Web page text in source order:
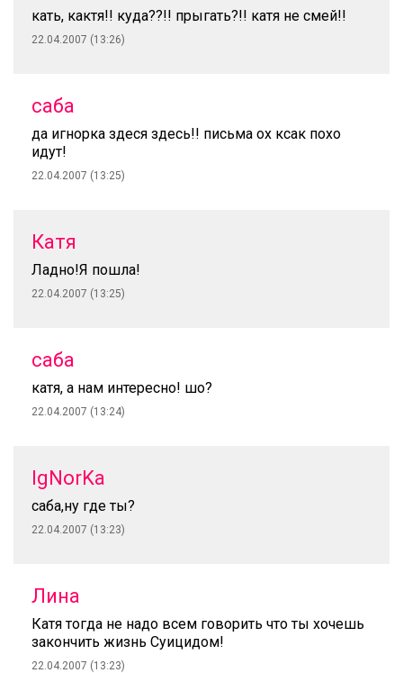
кать, кактя!! куда??!! прыгать?!! катя не смей!!
22.04.2007 (13:26)
саба
да игнорка здеся здесь!! письма ох ксак похо
идут!
22.04.2007 (13:25)
Катя
Ладно!Я пошла!
22.04.2007 (13:25)
саба
катя, а нам интересно! шо?
22.04.2007 (13:24)
IgNorKa
саба,ну где ты?
22.04.2007 (13:23)
Лина
Катя тогда не надо всем говорить что ты хочешь
закончить жизнь Суицидом!
22.04.2007 (13:23)